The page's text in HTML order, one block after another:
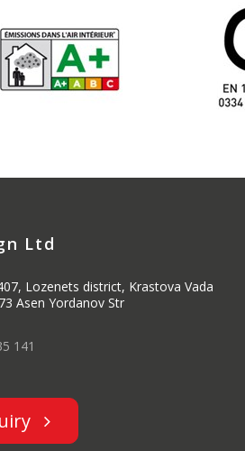
Ltd
Lozenets district, Krastova Vada
Asen Yordanov Str
141